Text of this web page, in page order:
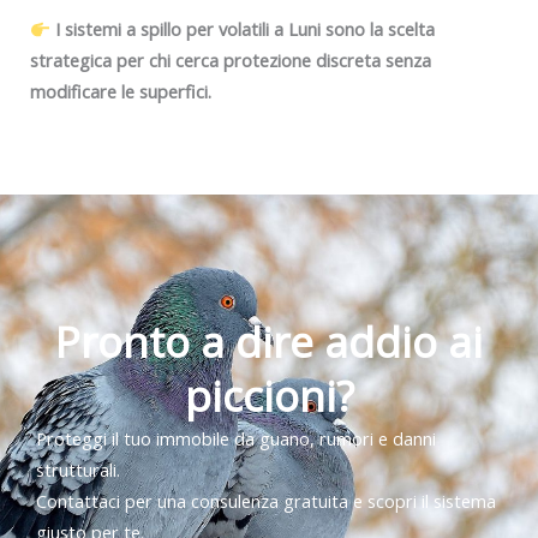
I sistemi a spillo per volatili a Luni sono la scelta
strategica per chi cerca protezione discreta senza
modificare le superfici.
Pronto a dire addio ai
piccioni?
Proteggi il tuo immobile da guano, rumori e danni
strutturali.
Contattaci per una consulenza gratuita e scopri il sistema
giusto per te.